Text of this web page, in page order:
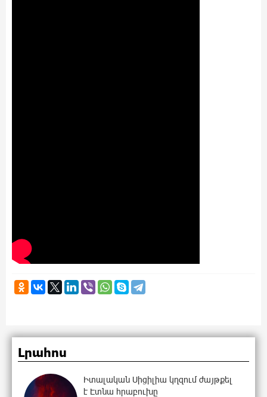
Լրահոս
Իտալական Սիցիլիա կղզում ժայթքել
է Էտնա հրաբուխը